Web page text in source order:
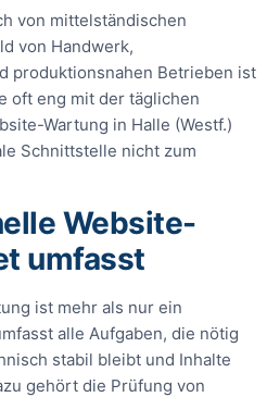
von mittelständischen
von Handwerk,
produktionsnahen Betrieben ist
oft eng mit der täglichen
Wartung in Halle (Westf.)
Schnittstelle nicht zum
Website-
umfasst
ist mehr als nur ein
alle Aufgaben, die nötig
stabil bleibt und Inhalte
gehört die Prüfung von